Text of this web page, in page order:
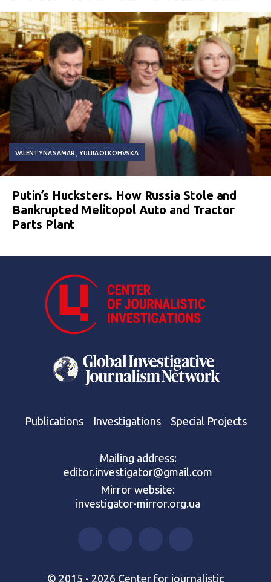
VALENTYNA SAMAR YULIIA OLKOHVSKA
Putin’s Hucksters. How Russia Stole and
Bankrupted Melitopol Auto and Tractor
Parts Plant
Publications Investigations Special Projects
Mailing address:
editor.investigator@gmail.com
Mirror website:
investigator-mirror.org.ua
© 2015 - 2026 Center for journalistic